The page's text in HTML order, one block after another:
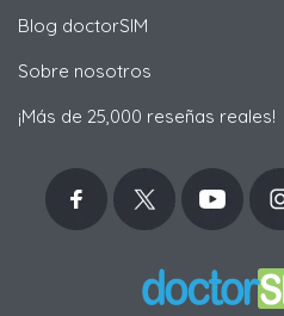
Blog doctorSIM
Sobre nosotros
¡Más de 25,000 reseñas reales!